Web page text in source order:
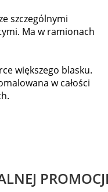
szczególnymi
Ma w ramionach
większego blasku.
w całości